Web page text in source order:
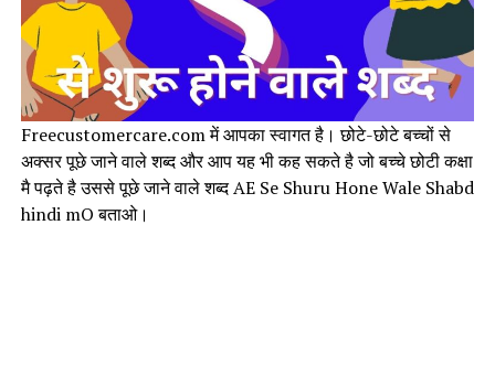
Freecustomercare.com में आपका स्वागत है। छोटे-छोटे बच्चों से
अक्सर पूछे जाने वाले शब्द और आप यह भी कह सकते है जो बच्चे छोटी कक्षा
मै पढ़ते है उससे पूछे जाने वाले शब्द AE Se Shuru Hone Wale Shabd
hindi mO बताओ।